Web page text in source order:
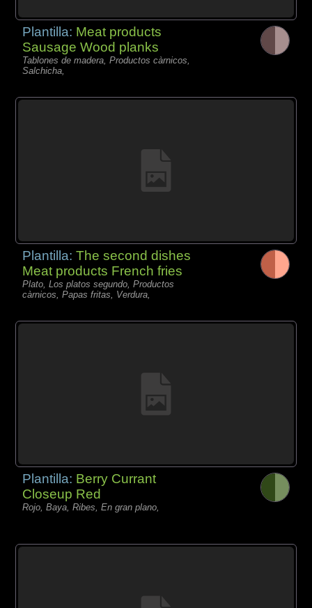
Plantilla: Meat products
Sausage Wood planks
Tablones de madera, Productos càrnicos,
Salchicha,
Plantilla:The second dishes
Meat products French fries
Plato, Los platos segundo, Productos
càrnicos, Papas fritas, Verdura,
Plantilla: Berry Currant
Closeup Red
Rojo, Baya, Ribes, En gran plano,